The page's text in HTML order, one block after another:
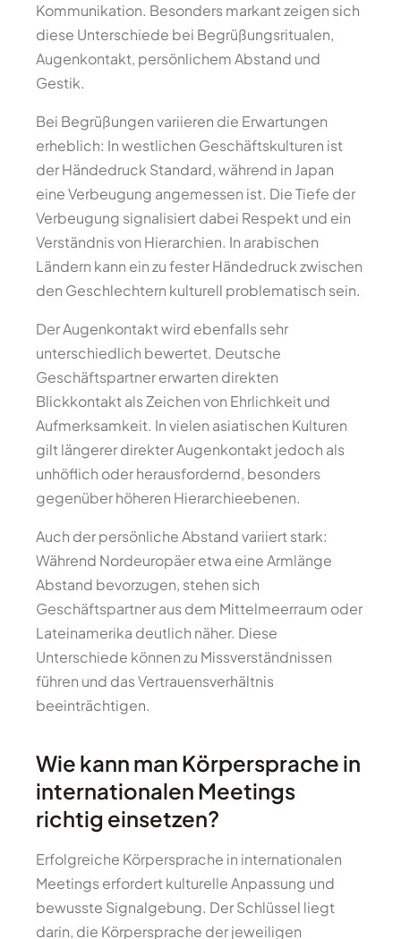
Kommunikation. Besonders markant zeigen sich
diese Unterschiede bei Begrüßungsritualen,
Augenkontakt, persönlichem Abstand und
Gestik.
Bei Begrüßungen variieren die Erwartungen
erheblich: In westlichen Geschäftskulturen ist
der Händedruck Standard, während in Japan
eine Verbeugung angemessen ist. Die Tiefe der
Verbeugung signalisiert dabei Respekt und ein
Verständnis von Hierarchien. In arabischen
Ländern kann ein zu fester Händedruck zwischen
den Geschlechtern kulturell problematisch sein.
Der Augenkontakt wird ebenfalls sehr
unterschiedlich bewertet. Deutsche
Geschäftspartner erwarten direkten
Blickkontakt als Zeichen von Ehrlichkeit und
Aufmerksamkeit. In vielen asiatischen Kulturen
gilt längerer direkter Augenkontakt jedoch als
unhöflich oder herausfordernd, besonders
gegenüber höheren Hierarchieebenen.
Auch der persönliche Abstand variiert stark:
Während Nordeuropäer etwa eine Armlänge
Abstand bevorzugen, stehen sich
Geschäftspartner aus dem Mittelmeerraum oder
Lateinamerika deutlich näher. Diese
Unterschiede können zu Missverständnissen
führen und das Vertrauensverhältnis
beeinträchtigen.
Wie kann man Körpersprache in
internationalen Meetings
richtig einsetzen?
Erfolgreiche Körpersprache in internationalen
Meetings erfordert kulturelle Anpassung und
bewusste Signalgebung. Der Schlüssel liegt
darin, die Körpersprache der jeweiligen